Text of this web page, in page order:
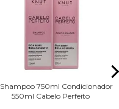
750ml Condicionador
550ml Cabelo Perfeito